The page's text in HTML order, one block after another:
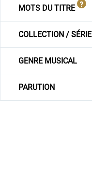
MOTS DU TITRE
COLLECTION / SÉRIE
GENRE MUSICAL
PARUTION